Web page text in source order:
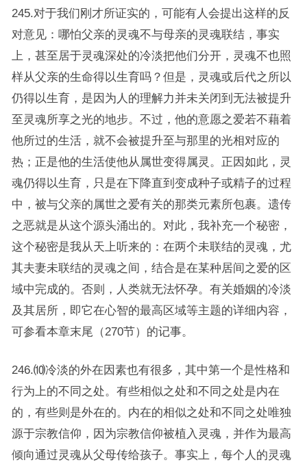
245.对于我们刚才所证实的，可能有人会提出这样的反
对意见：哪怕父亲的灵魂不与母亲的灵魂联结，事实
上，甚至居于灵魂深处的冷淡把他们分开，灵魂不也照
样从父亲的生命得以生育吗？但是，灵魂或后代之所以
仍得以生育，是因为人的理解力并未关闭到无法被提升
至灵魂所享之光的地步。不过，他的意愿之爱若不藉着
他所过的生活，就不会被提升至与那里的光相对应的
热；正是他的生活使他从属世变得属灵。正因如此，灵
魂仍得以生育，只是在下降直到变成种子或精子的过程
中，被与父亲的属世之爱有关的那类元素所包裹。遗传
之恶就是从这个源头涌出的。对此，我补充一个秘密，
这个秘密是我从天上听来的：在两个未联结的灵魂，尤
其夫妻未联结的灵魂之间，结合是在某种居间之爱的区
域中完成的。否则，人类就无法怀孕。有关婚姻的冷淡
及其居所，即它在心智的最高区域等主题的详细内容，
可参看本章末尾（270节）的记事。
246.⑽冷淡的外在因素也有很多，其中第一个是性格和
行为上的不同之处。有些相似之处和不同之处是内在
的，有些则是外在的。内在的相似之处和不同之处唯独
源于宗教信仰，因为宗教信仰被植入灵魂，并作为最高
倾向通过灵魂从父母传给孩子。事实上，每个人的灵魂